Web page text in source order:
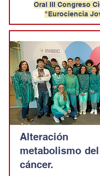
Oral III Congreso
"Eurociencia
metabolismo
cáncer.